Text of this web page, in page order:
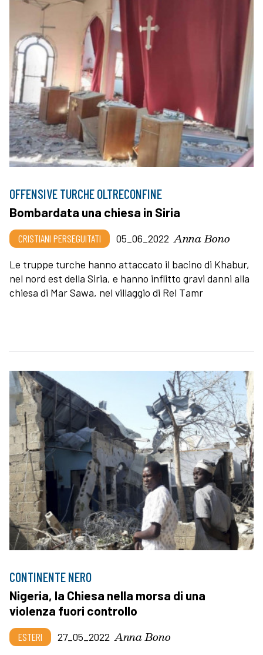
OFFENSIVE TURCHE OLTRECONFINE
Bombardata una chiesa in Siria
CRISTIANI PERSEGUITATI 05_06_2022 Anna Bono
Le truppe turche hanno attaccato il bacino di Khabur,
nel nord est della Siria, e hanno inflitto gravi danni alla
chiesa di Mar Sawa, nel villaggio di Rel Tamr
CONTINENTE NERO
Nigeria, la Chiesa nella morsa di una
violenza fuori controllo
ESTERI 27_05_2022 Anna Bono